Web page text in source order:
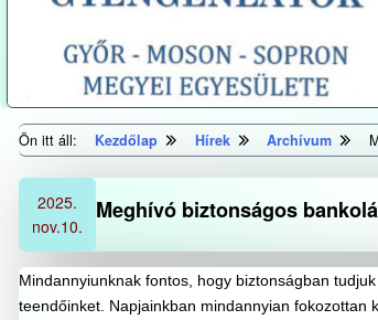
Ön itt áll: Kezdőlap Hírek Archívum
Meghívó biztonságos
2025.
nov.10.
Mindannyiunknak fontos, hogy biztonságban
teendőinket. Napjainkban mindannyian fokozottan